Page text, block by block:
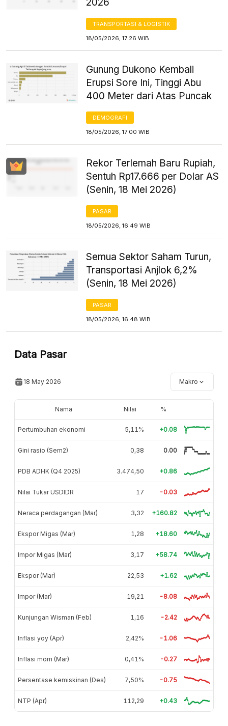
TRANSPORTASI & LOGISTIK
18/05/2026, 17:26 WIB
Gunung Dukono Kembali
Erupsi Sore Ini, Tinggi Abu
400 Meter dari Atas Puncak
DEMOGRAFI
18/05/2026, 17:00 WIB
Rekor Terlemah Baru Rupiah,
Sentuh Rp17.666 per Dolar AS
(Senin, 18 Mei 2026)
PASAR
18/05/2026, 16:49 WIB
Semua Sektor Saham Turun,
Transportasi Anjlok 6,2%
(Senin, 18 Mei 2026)
PASAR
18/05/2026, 16:48 WIB
Data Pasar
18 May 2026 Makro
Nama Nilai %
Pertumbuhan ekonomi 5,11% +0.08
Gini rasio (Sem2) 0,38 0.00
PDB ADHK (Q4 2025) 3.474,50 +0.86
Nilai Tukar USDIDR 17 -0.03
Neraca perdagangan (Mar) 3,32 +160.82
Ekspor Migas (Mar) 1,28 +18.60
Impor Migas (Mar) 3,17 +58.74
Ekspor (Mar) 22,53 +1.62
Impor (Mar) 19,21 -8.08
Kunjungan Wisman (Feb) 1,16 -2.42
Inflasi yoy (Apr) 2,42% -1.06
Inflasi mom (Mar) 0,41% -0.27
Persentase kemiskinan (Des) 7,50% -0.75
NTP (Apr) 112,29 +0.43